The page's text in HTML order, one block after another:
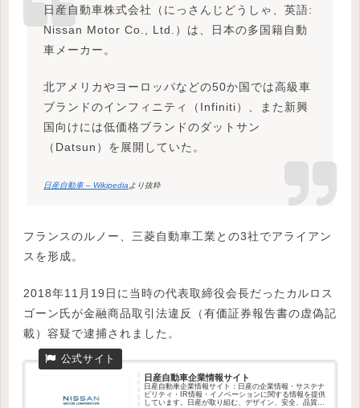
日産自動車株式会社（にっさんじどうしゃ、英語:
Nissan Motor Co., Ltd.）は、日本の多国籍自動
車メーカー。
北アメリカやヨーロッパなどの50か国では高級車
ブランドのインフィニティ（Infiniti）、また新興
国向けには低価格ブランドのダットサン
（Datsun）を展開していた。
日産自動車 – Wikipedia より抜粋
フランスのルノー、三菱自動車工業との3社でアライアン
スを形成。
2018年11月19日に当時の代表取締役会長だったカルロス
ゴーン氏が金融商品取引法違反（有価証券報告書の虚偽記
載）容疑で逮捕されました。
日産自動車企業情報サイト
日産自動車企業情報サイト：日産の企業情報・サステナ
ビリティ・IR情報・イノベーションに関する情報を提供
しています。日産が取り組む、デザイン、安全、品質、